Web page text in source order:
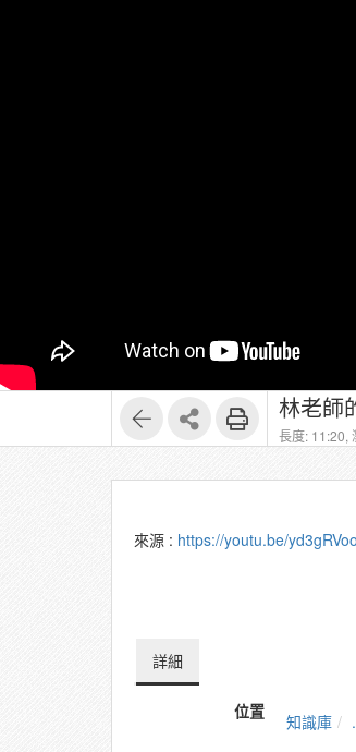
林老師
長度: 11:20,
來源 : https://youtu.be/
詳細
位置 知識庫